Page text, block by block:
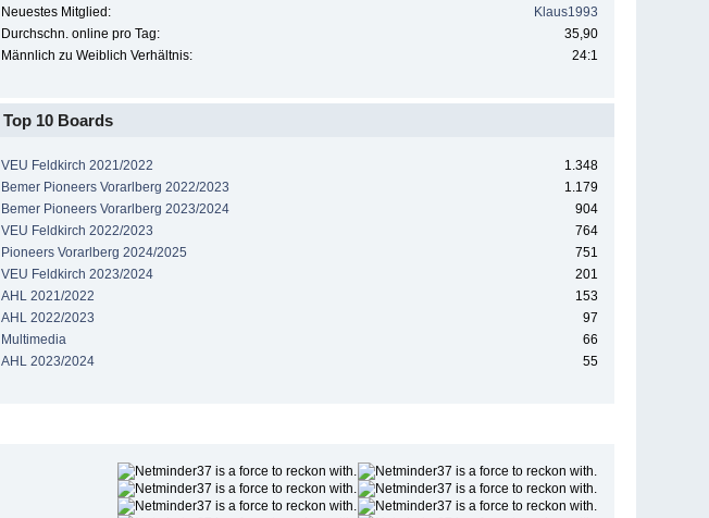
Neuestes Mitglied:
Klaus1993
Durchschn. online pro Tag:
35,90
Männlich zu Weiblich Verhältnis:
24:1
Top 10 Boards
VEU Feldkirch 2021/2022
1.348
Bemer Pioneers Vorarlberg 2022/2023
1.179
Bemer Pioneers Vorarlberg 2023/2024
904
VEU Feldkirch 2022/2023
764
Pioneers Vorarlberg 2024/2025
751
VEU Feldkirch 2023/2024
201
AHL 2021/2022
153
AHL 2022/2023
97
Multimedia
66
AHL 2023/2024
55